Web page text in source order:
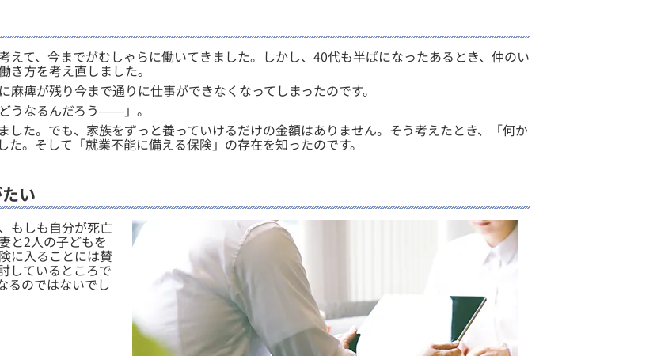
えて、今までがむしゃらに働いてきました。しかし、40代も半ばになったあるとき、仲のい
方を考え直しました。
痺が残り今まで通りに仕事ができなくなってしまったのです。
うなるんだろう――」。
た。でも、家族をずっと養っていけるだけの金額はありません。そう考えたとき、「何か
。そして「就業不能に備える保険」の存在を知ったのです。
い
もしも自分が死亡
と2人の子どもを
に入ることには賛
しているところで
るのではないでし